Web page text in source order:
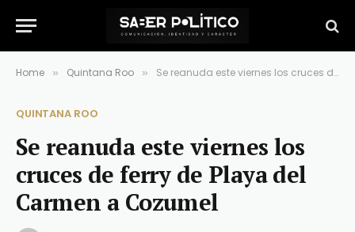
Home » Quintana Roo » Se reanuda este viernes los cruces de ferry de Playa del Carmen a Cozumel
QUINTANA ROO
Se reanuda este viernes los
cruces de ferry de Playa del
Carmen a Cozumel